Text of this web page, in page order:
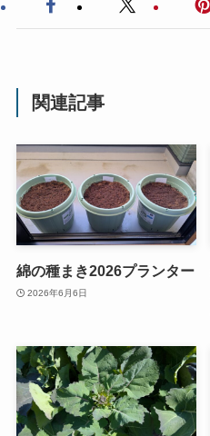
関連記事
綿の種まき2026プランター
2026年6月6日